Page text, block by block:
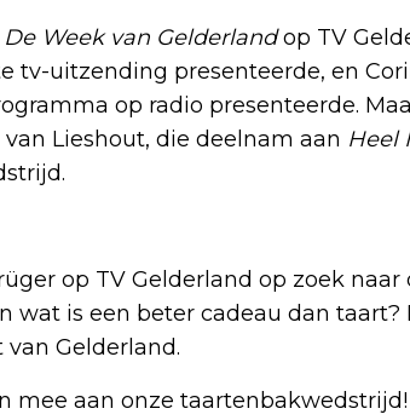
De Week van Gelderlandop TV
tv-uitzending presenteerde, en
op radio presenteerde.
Lieshout, die deelnam aan Heel
op TV Gelderland op zoek naar
wat is een beter cadeau dan taart?
Gelderland.
mee aan onze